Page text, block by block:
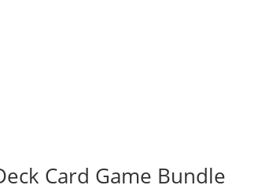
Card Game Bundle